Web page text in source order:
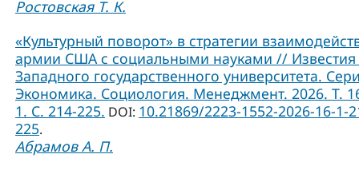
Ростовская Т. К.
«Культурный поворот» в стратегии
армии США с социальными науками //
Западного государственного университета.
Экономика. Социология. Менеджмент. 2026. Т.
1. С. 214-225. DOI: 10.21869/2223-1552-2026-16-1-
225.
Абрамов А. П.